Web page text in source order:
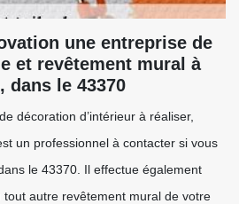
une entreprise de
et revêtement mural à
dans le 43370
décoration d’intérieur à réaliser,
un professionnel à contacter si vous
le 43370. Il effectue également
autre revêtement mural de votre